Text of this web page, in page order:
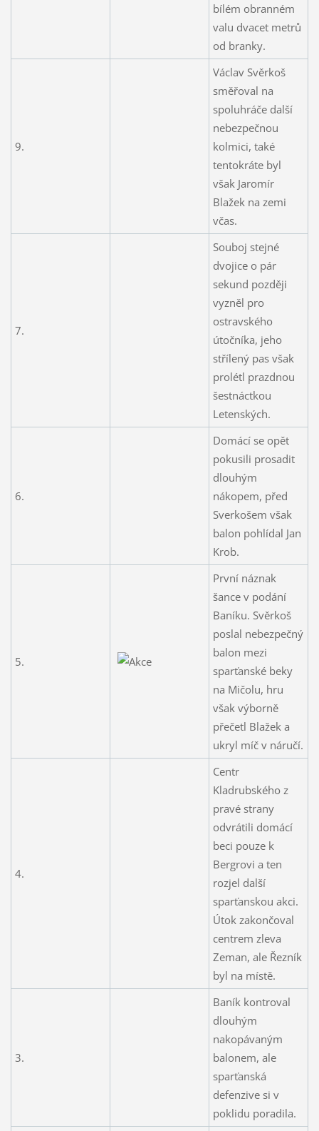
bílém obranném
valu dvacet metrů
od branky.
9.
Václav Svěrkoš
směřoval na
spoluhráče další
nebezpečnou
kolmici, také
tentokráte byl
však Jaromír
Blažek na zemi
včas.
7.
Souboj stejné
dvojice o pár
sekund později
vyzněl pro
ostravského
útočníka, jeho
střílený pas však
prolétl prazdnou
šestnáctkou
Letenských.
6.
Domácí se opět
pokusili prosadit
dlouhým
nákopem, před
Sverkošem však
balon pohlídal Jan
Krob.
5.
První náznak
šance v podání
Baníku. Svěrkoš
poslal nebezpečný
balon mezi
sparťanské beky
na Mičolu, hru
však výborně
přečetl Blažek a
ukryl míč v náručí.
4.
Centr
Kladrubského z
pravé strany
odvrátili domácí
beci pouze k
Bergrovi a ten
rozjel další
sparťanskou akci.
Útok zakončoval
centrem zleva
Zeman, ale Řezník
byl na místě.
3.
Baník kontroval
dlouhým
nakopávaným
balonem, ale
sparťanská
defenzive si v
poklidu poradila.